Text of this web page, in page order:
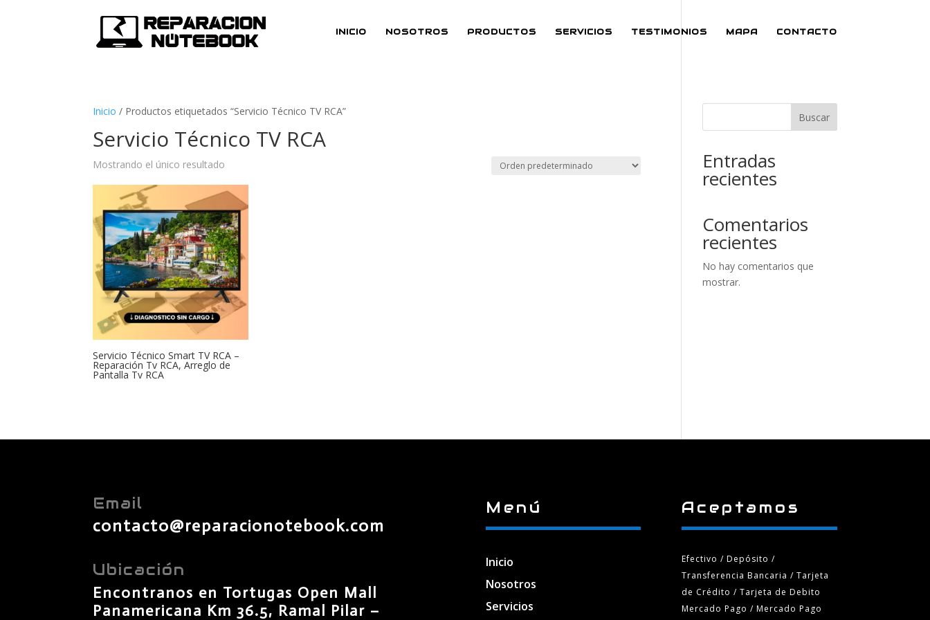
INICIO NOSOTROS PRODUCTOS SERVICIOS TESTIMONIOS MAPA CONTACTO
Inicio / Productos etiquetados “Servicio Técnico TV RCA”
Servicio Técnico TV RCA
Mostrando el único resultado
Servicio Técnico Smart TV RCA –
Reparación Tv RCA, Arreglo de
Pantalla Tv RCA
Buscar
Entradas
recientes
Comentarios
recientes
No hay comentarios que
mostrar.
Email
contacto@reparacionotebook.com
Ubicación
Encontranos en Tortugas Open Mall
Panamericana Km 36.5, Ramal Pilar –
Menú
Inicio
Nosotros
Servicios
Aceptamos
Efectivo / Depósito /
Transferencia Bancaria/ Tarjeta
de Crédito / Tarjeta de Debito
Mercado Pago / Mercado Pago